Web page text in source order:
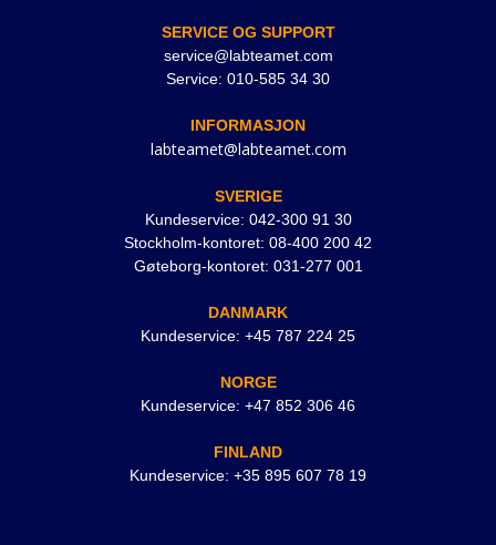
SERVICE OG SUPPORT
service@labteamet.com
Service: 010-585 34 30
INFORMASJON
labteamet@labteamet.com
SVERIGE
Kundeservice: 042-300 91 30
Stockholm-kontoret: 08-400 200 42
Gøteborg-kontoret: 031-277 001
DANMARK
Kundeservice: +45 787 224 25
NORGE
Kundeservice: +47 852 306 46
FINLAND
Kundeservice: +35 895 607 78 19